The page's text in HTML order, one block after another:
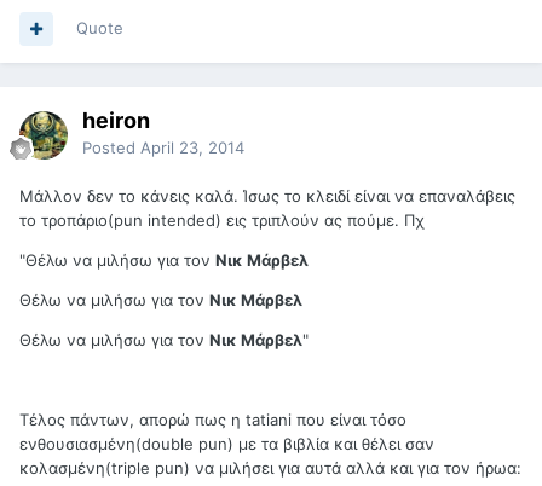
Quote
heiron
Posted April 23, 2014
Mάλλον δεν το κάνεις καλά. Ίσως το κλειδί είναι να επαναλάβεις
το τροπάριο(pun intended) εις τριπλούν ας πούμε. Πχ
"Θέλω να μιλήσω για τον Νικ Μάρβελ
Θέλω να μιλήσω για τον Νικ Μάρβελ
Θέλω να μιλήσω για τον Νικ Μάρβελ"
Τέλος πάντων, απορώ πως η tatiani που είναι τόσο
ενθουσιασμένη(double pun) με τα βιβλία και θέλει σαν
κολασμένη(triple pun) να μιλήσει για αυτά αλλά και για τον ήρωα: